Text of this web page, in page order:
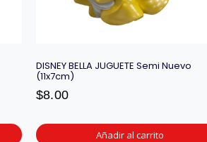
DISNEY BELLA JUGUETE Semi Nuevo
(11x7cm)
$8.00
Añadir al carrito